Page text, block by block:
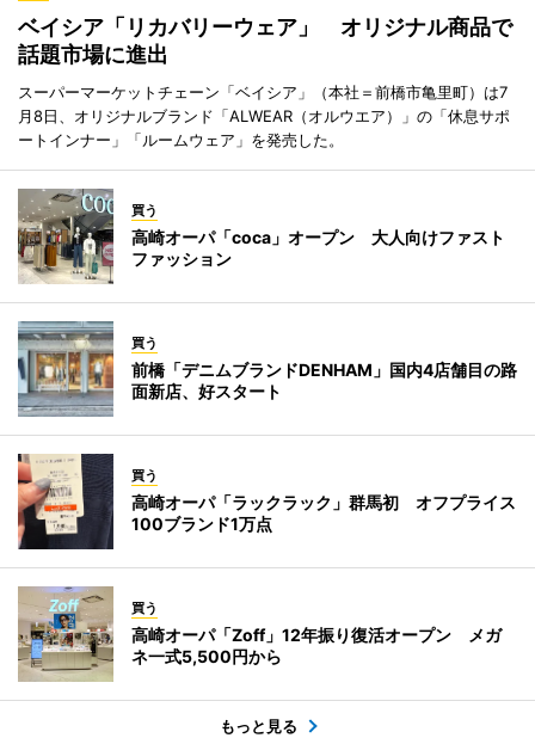
ベイシア「リカバリーウェア」 オリジナル商品で
話題市場に進出
スーパーマーケットチェーン「ベイシア」（本社＝前橋市亀里町）は7
月8日、オリジナルブランド「ALWEAR（オルウエア）」の「休息サポ
ートインナー」「ルームウェア」を発売した。
買う
高崎オーパ「coca」オープン 大人向けファスト
ファッション
買う
前橋「デニムブランドDENHAM」国内4店舗目の路
面新店、好スタート
買う
高崎オーパ「ラックラック」群馬初 オフプライス
100ブランド1万点
買う
高崎オーパ「Zoff」12年振り復活オープン メガ
ネ一式5,500円から
もっと見る